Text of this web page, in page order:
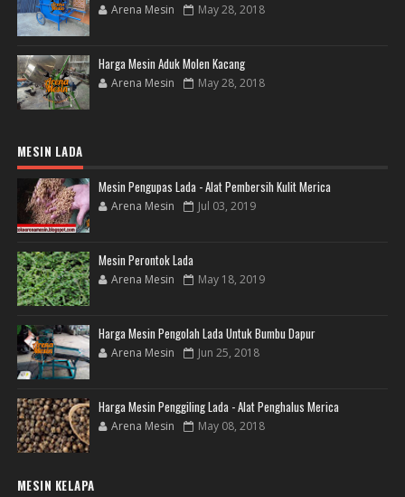
Arena Mesin May 28, 2018
Harga Mesin Aduk Molen Kacang
Arena Mesin May 28, 2018
MESIN LADA
Mesin Pengupas Lada - Alat Pembersih Kulit Merica
Arena Mesin Jul 03, 2019
Mesin Perontok Lada
Arena Mesin May 18, 2019
Harga Mesin Pengolah Lada Untuk Bumbu Dapur
Arena Mesin Jun 25, 2018
Harga Mesin Penggiling Lada - Alat Penghalus Merica
Arena Mesin May 08, 2018
MESIN KELAPA